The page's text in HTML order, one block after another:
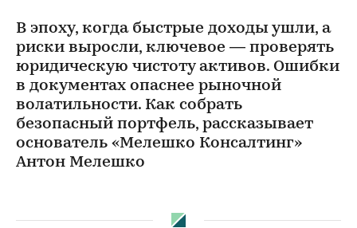
В эпоху, когда быстрые доходы ушли, а
риски выросли, ключевое — проверять
юридическую чистоту активов. Ошибки
в документах опаснее рыночной
волатильности. Как собрать
безопасный портфель, рассказывает
основатель «Мелешко Консалтинг»
Антон Мелешко